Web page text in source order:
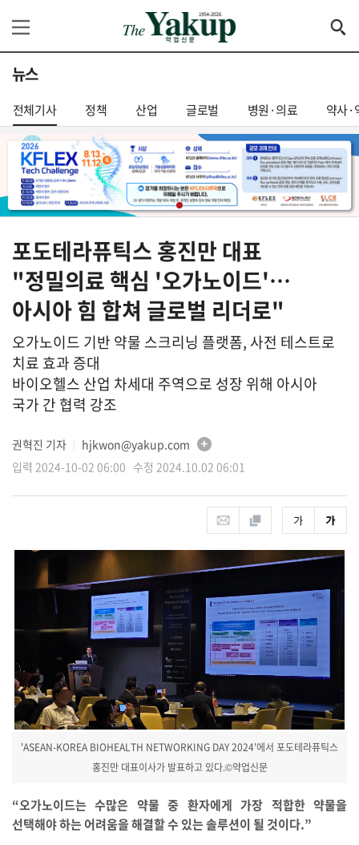
뉴스
전체기사 정책 산업 글로벌 병원·의료 약사·
포도테라퓨틱스 홍진만 대표
"정밀의료 핵심 '오가노이드'…
아시아 힘 합쳐 글로벌 리더로"
오가노이드 기반 약물 스크리닝 플랫폼, 사전 테스트로
치료 효과 증대
바이오헬스 산업 차세대 주역으로 성장 위해 아시아
국가 간 협력 강조
권혁진 기자
hjkwon@yakup.com
입력 2024-10-02 06:00 수정 2024.10.02 06:01
'ASEAN-KOREA BIOHEALTH NETWORKING DAY 2024'에서 포도테라퓨틱스
홍진만 대표이사가 발표하고 있다.©약업신문
“오가노이드는 수많은 약물 중 환자에게 가장 적합한 약물을
선택해야 하는 어려움을 해결할 수 있는 솔루션이 될 것이다.”